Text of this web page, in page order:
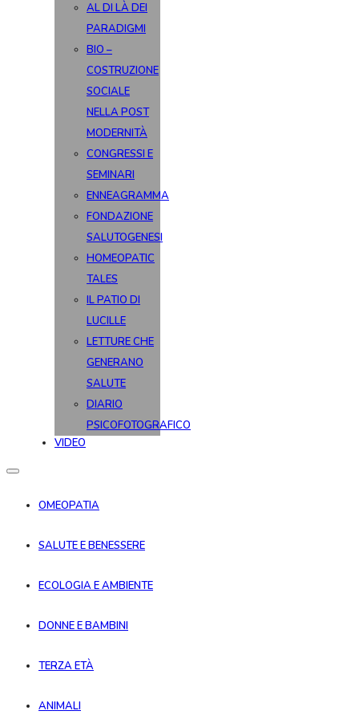
AL DI LÀ DEI
PARADIGMI
BIO –
COSTRUZIONE
SOCIALE
NELLA POST
MODERNITÀ
CONGRESSI E
SEMINARI
ENNEAGRAMMA
FONDAZIONE
SALUTOGENESI
HOMEOPATIC
TALES
IL PATIO DI
LUCILLE
LETTURE CHE
GENERANO
SALUTE
DIARIO
PSICOFOTOGRAFICO
VIDEO
OMEOPATIA
SALUTE E BENESSERE
ECOLOGIA E AMBIENTE
DONNE E BAMBINI
TERZA ETÀ
ANIMALI